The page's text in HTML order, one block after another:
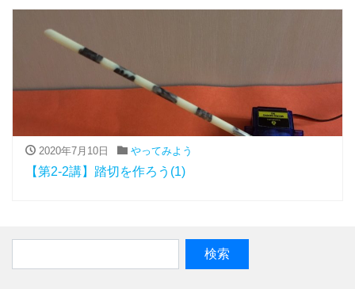
2020年7月10日 やってみよう
【第2-2講】踏切を作ろう(1)